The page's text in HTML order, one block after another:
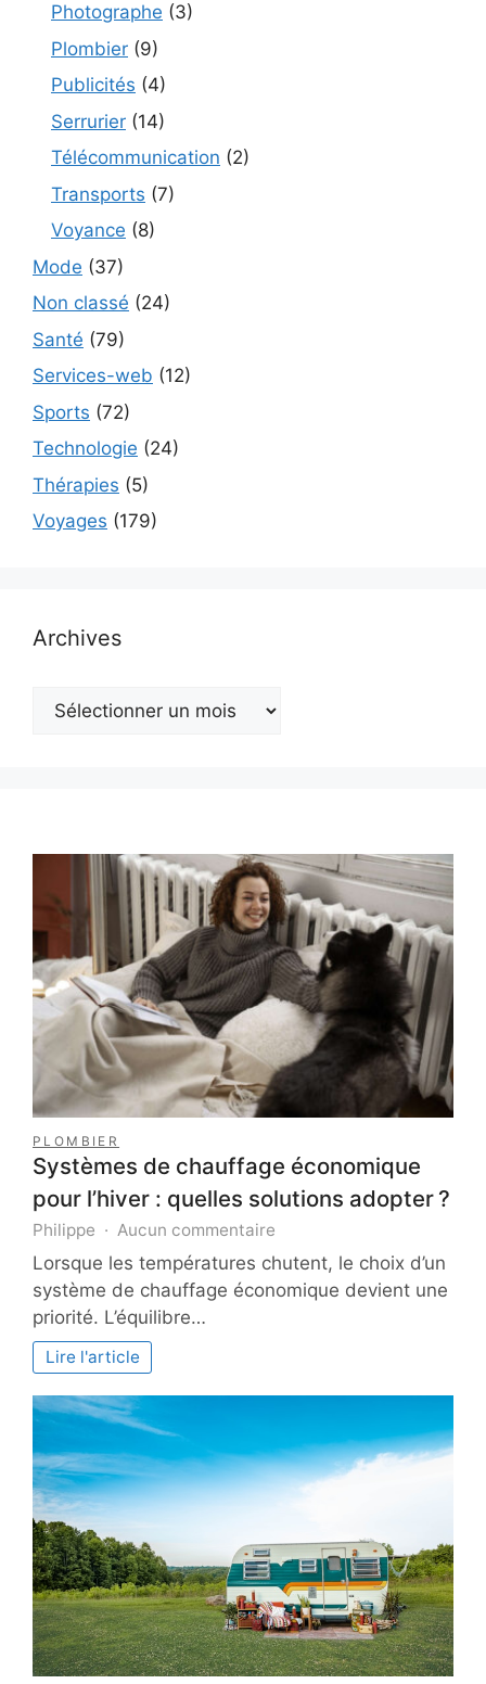
Photographe (3)
Plombier (9)
Publicités (4)
Serrurier (14)
Télécommunication (2)
Transports (7)
Voyance (8)
Mode (37)
Non classé (24)
Santé (79)
Services-web (12)
Sports (72)
Technologie (24)
Thérapies (5)
Voyages (179)
Archives
Archives
PLOMBIER
Systèmes de chauffage économique
pour l’hiver : quelles solutions adopter ?
Philippe Aucun commentaire
Systèmes
chauffage
:
solutions
adopter ?
Lorsque les températures chutent, le choix d’un
système de chauffage économique devient une
priorité. L’équilibre…
Lire l'article